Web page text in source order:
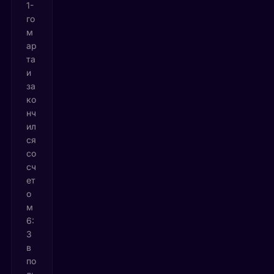
1-
го
м
ар
та
и
за
ко
нч
ил
ся
со
сч
ет
о
м
6:
3
в
по